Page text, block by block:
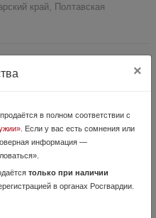
край, Полтавская
710мм
×
в полном соответствии с
. Если у вас есть сомнения или
информация —
только при наличии
в органах Росгвардии.